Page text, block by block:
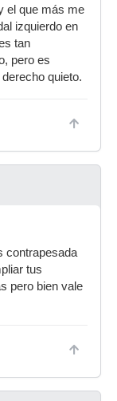
el que más me
izquierdo en
tan
pero es
quieto.
contrapesada
tus
pero bien vale